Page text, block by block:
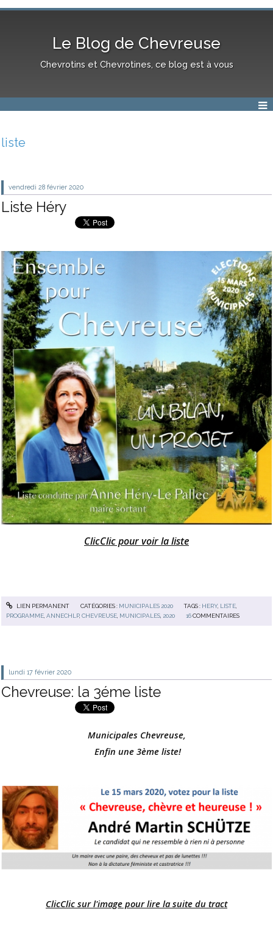
Le Blog de Chevreuse
Chevrotins et Chevrotines, ce blog est à vous
liste
vendredi 28 février 2020
Liste Héry
ClicClic pour voir la liste
LIEN PERMANENT CATÉGORIES : MUNICIPALES 2020 TAGS : HERY, LISTE
PROGRAMME ,ANNECHLP,CHEVREUSE MUNICIPALES 2020 16 COMMENTAIRES
lundi 17 février 2020
Chevreuse: la 3éme liste
Municipales Chevreuse,
Enfin une 3ème liste!
ClicClic sur l'image pour lire la suite du tract